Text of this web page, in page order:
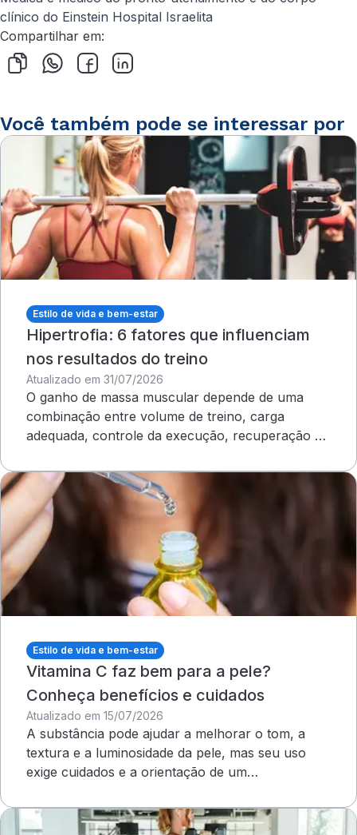
clínico do Einstein Hospital Israelita
Compartilhar em:
Você também pode se interessar por
Estilo de vida e bem-estar
Hipertrofia: 6 fatores que influenciam
nos resultados do treino
Atualizado em 31/07/2026
O ganho de massa muscular depende de uma
combinação entre volume de treino, carga
adequada, controle da execução, recuperação e
Estilo de vida e bem-estar
Vitamina C faz bem para a pele?
Conheça benefícios e cuidados
Atualizado em 15/07/2026
A substância pode ajudar a melhorar o tom, a
textura e a luminosidade da pele, mas seu uso
exige cuidados e a orientação de um